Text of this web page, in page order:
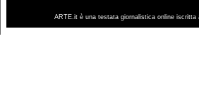
ARTE.it è una testata giornalistica online